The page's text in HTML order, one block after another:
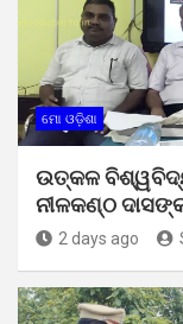
ମୋ ଓଡ଼ିଶା
ଉତ୍କଳ
ନୀଳକଣ୍ଠ
2 days ago